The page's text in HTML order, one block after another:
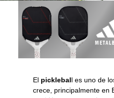
El pickleball es uno de
crece, principalmente en